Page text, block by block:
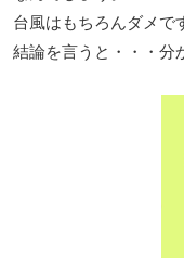
台風はもちろんダメで
結論を言うと・・・分